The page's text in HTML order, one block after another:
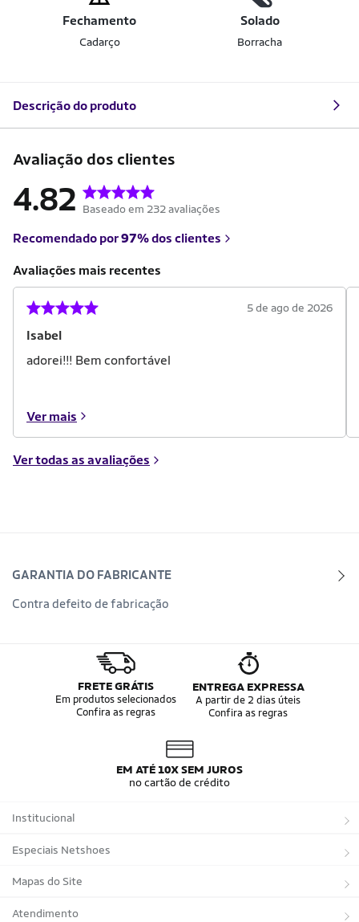
Fechamento
Cadarço
Solado
Borracha
Descrição do produto
Avaliação dos clientes
4.82 Baseado em 232 avaliações
Recomendado por97%dos clientes
Avaliações mais recentes
Isabel
5 de ago de 2026
adorei!!! Bem confortável
Ver mais
Ver todas as avaliações
GARANTIA DO FABRICANTE
Contra defeito de fabricação
FRETE GRÁTIS
Em produtos selecionados
Confira as regras
ENTREGA EXPRESSA
A partir de 2 dias úteis
Confira as regras
EM ATÉ 10X SEM JUROS
no cartão de crédito
Institucional
Sobre a Netshoes
Política de Privacidade
Programa de Afiliados
Especiais Netshoes
Suplementos
Corrida
Mapas do Site
Marcas
Atendimento